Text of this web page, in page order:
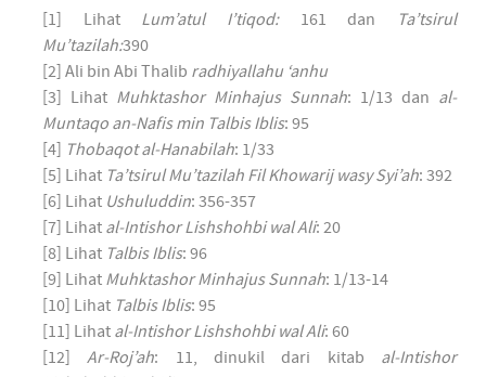
[1] Lihat Lum’atul I’tiqod: 161 dan
Ta’tsirul
Mu’tazilah:390
[2] Ali bin Abi Thalib radhiyallahu ‘anhu
[3] Lihat Muhktashor Minhajus Sunnah: 1/13 dan al-
Muntaqo an-Nafis min Talbis Iblis: 95
[4] Thobaqot al-Hanabilah: 1/33
[5] Lihat Ta’tsirul Mu’tazilah Fil Khowarij wasy Syi’ah: 392
[6] Lihat Ushuluddin: 356-357
[7] Lihat al-Intishor Lishshohbi wal Ali: 20
[8] Lihat Talbis Iblis: 96
[9] Lihat Muhktashor Minhajus Sunnah: 1/13-14
[10] Lihat Talbis Iblis: 95
[11] Lihat al-Intishor Lishshohbi wal Ali: 60
[12]Ar-Roj’ah: 11, dinukil dari kitab al-Intishor